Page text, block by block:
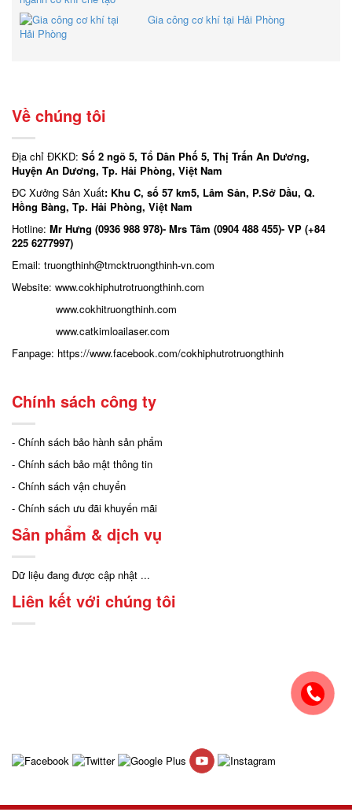
Gia công cơ khí tại Hải Phòng
Về chúng tôi
Địa chỉ ĐKKD: Số 2 ngõ 5, Tổ Dân Phố 5, Thị Trấn An Dương,
Huyện An Dương, Tp. Hải Phòng, Việt Nam
ĐC Xưởng Sản Xuất: Khu C, số 57 km5, Lâm Sản, P.Sở Dầu, Q.
Hồng Bàng, Tp. Hải Phòng, Việt Nam
Hotline: Mr Hưng (0936 988 978)- Mrs Tâm (0904 488 455)- VP (+84
225 6277997)
Email: truongthinh@tmcktruongthinh-vn.com
Website: www.cokhiphutrotruongthinh.com
www.cokhitruongthinh.com
www.catkimloailaser.com
Fanpage: https://www.facebook.com/cokhiphutrotruongthinh
Chính sách công ty
- Chính sách bảo hành sản phẩm
- Chính sách bảo mật thông tin
- Chính sách vận chuyển
- Chính sách ưu đãi khuyến mãi
Sản phẩm & dịch vụ
Dữ liệu đang được cập nhật ...
Liên kết với chúng tôi